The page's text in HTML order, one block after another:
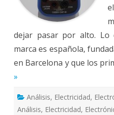
dejar pasar por alto.
marca es española,
en Barcelona y que los
»
Análisis, Electricidad,
Análisis, Electricidad,